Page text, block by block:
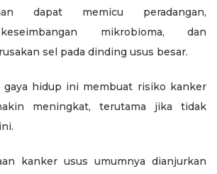
dapat memicu peradangan,
mikrobioma, dan
sel pada dinding usus besar.
gaya hidup ini membuat risiko kanker
meningkat, terutama jika tidak
kanker usus umumnya dianjurkan